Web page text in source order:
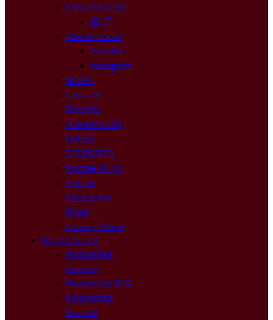
Posta Docenti
@ .IT
Allende Social
Youtube
Instagram
NOIPA
Carta del
Docente
CURRICULUM
DELLO
STUDENTE
Portale PCTO
Portale
Educazione
Civica
Istanze Online
MODULISTICA
Modulistica
Genitori
Modulistica ATA
Modulistica
Docenti